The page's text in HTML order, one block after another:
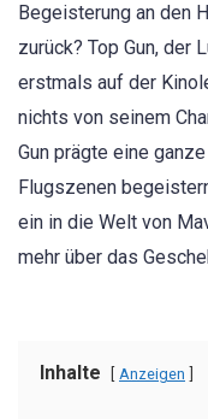
Begeisterung an den
zurück? Top Gun, der
erstmals auf der
nichts von seinem
Gun prägte eine
Flugszenen
ein in die Welt von
mehr über das
Inhalte Anzeigen